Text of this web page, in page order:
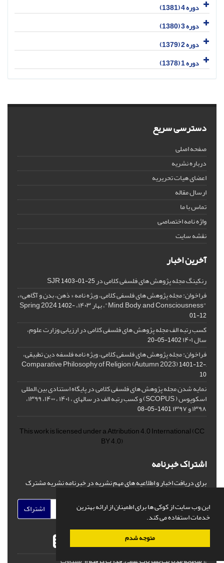
این وب سایت از کوکی ها برای اطمینان از ارائه بهترین
خدمات استفاده می کند.
متوجه شدم
دوره 4 (1381)
دوره 3 (1380)
دوره 2 (1379)
دوره 1 (1378)
دسترسی سریع
صفحه اصلی
درباره نشریه
اعضای هیات تحریریه
ارسال مقاله
تماس با ما
واژه نامه اختصاصی
نقشه سایت
آخرین اخبار
رنکینگ مجله پژوهش های فلسفی کلامی در SJR1403-01-25
فراخوان: مجله پژوهش های فلسفی کلامی، ویژه نامه « ذهن، بدن و آگاهی»،
"Mind, Body, and Consciousness"، بهار ۱۴۰۳، Spring 2024
1402-
01-12
کسب رتبه الف مجله پژوهش های فلسفی کلامی در ارزیابی وزارت علوم،
سال ۱۴۰۱ 1402-05-20
فراخوان: مجله پژوهش های فلسفی کلامی، ویژه نامه فلسفه دین تطبیقی،
,Comparative Philosophy of Religion (Autumn 2023)
1401-12-
10
نمایه شدن مجله پژوهش های فلسفی کلامی در پایگاه استنادی بین المللی
اسکوپوس ( SCOPUS) و کسب رتبه الف در سالهای ، ۱۴۰۱ ، ۱۴۰۰، ۱۳۹۹،
۱۳۹۸ و ۱۳۹۷ 1401-05-08
This work is licensed under aAttribution 4.0 International(CC
BY 4.0)
اشتراک خبرنامه
برای دریافت اخبار و اطلاعیه های مهم نشریه در خبرنامه نشریه مشترک
اشتراک